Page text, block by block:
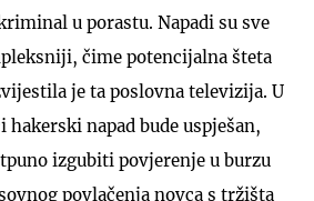
u porastu. Napadi su sve
čime potencijalna šteta
je ta poslovna televizija. U
hakerski napad bude uspješan,
izgubiti povjerenje u burzu
povlačenja novca s tržišta